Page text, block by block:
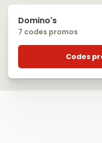
Domino's
7 codes promos
Codes